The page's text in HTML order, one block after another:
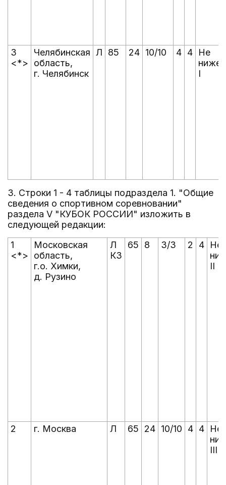
3
<*>
Челябинская
область,
г. Челябинск
Л 85 24 10/10 4 4
Не
ниже
I
3. Строки 1 - 4 таблицы подраздела 1. "Общие
сведения о спортивном соревновании"
раздела V "КУБОК РОССИИ" изложить в
следующей редакции:
1
<*>
Московская
область,
г.о. Химки,
д. Рузино
Л
КЗ
65 8 3/3 2 4
Не
II
2 г. Москва Л 65 24 10/10 4 4
Не
III